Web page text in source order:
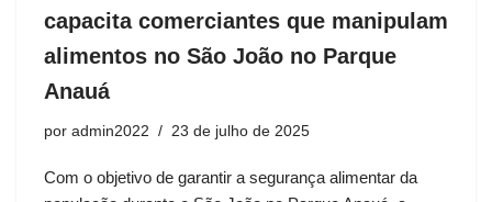
capacita comerciantes que manipulam
alimentos no São João no Parque
Anauá
por admin2022 23 de julho de 2025
Com o objetivo de garantir a segurança alimentar da